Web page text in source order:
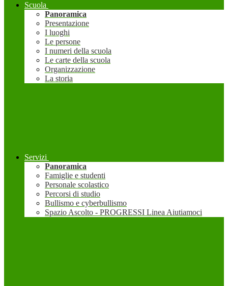
Scuola
Panoramica
Presentazione
I luoghi
Le persone
I numeri della scuola
Le carte della scuola
Organizzazione
La storia
Servizi
Panoramica
Famiglie e studenti
Personale scolastico
Percorsi di studio
Bullismo e cyberbullismo
Spazio Ascolto - PROGRESSI Linea Aiutiamoci